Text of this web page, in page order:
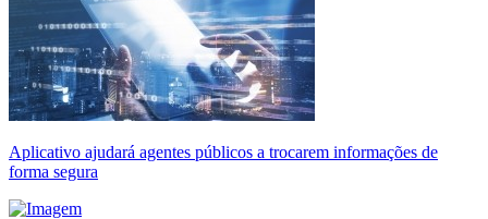
Aplicativo ajudará agentes públicos a trocarem informações de
forma segura